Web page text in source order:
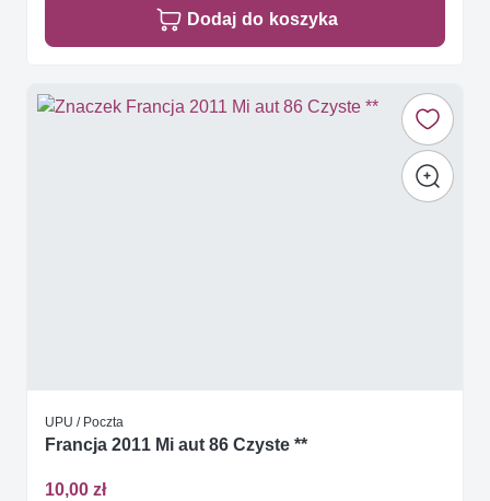
Dodaj do koszyka
UPU / Poczta
Francja 2011 Mi aut 86 Czyste **
10,00 zł